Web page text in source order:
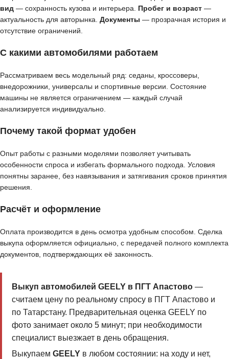
вид — сохранность кузова и интерьера. Пробег и возраст —
актуальность для авторынка. Документы — прозрачная история и
отсутствие ограничений.
С какими автомобилями работаем
Рассматриваем весь модельный ряд: седаны, кроссоверы,
внедорожники, универсалы и спортивные версии. Состояние
машины не является ограничением — каждый случай
анализируется индивидуально.
Почему такой формат удобен
Опыт работы с разными моделями позволяет учитывать
особенности спроса и избегать формального подхода. Условия
понятны заранее, без навязывания и затягивания сроков принятия
решения.
Расчёт и оформление
Оплата производится в день осмотра удобным способом. Сделка
выкупа оформляется официально, с передачей полного комплекта
документов, подтверждающих её законность.
Выкуп автомобилей GEELY в ПГТ Апастово—
считаем цену по реальному спросу в ПГТ Апастово и
по Татарстану. Предварительная оценка GEELY по
фото занимает около 5 минут; при необходимости
специалист выезжает в день обращения.
Выкупаем GEELYв любом состоянии: на ходу и нет,